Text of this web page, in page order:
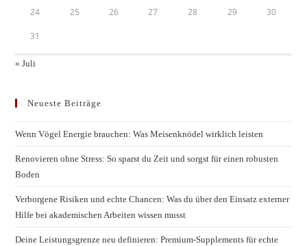
24 25 26 27 28 29 30
31
« Juli
Neueste Beiträge
Wenn Vögel Energie brauchen: Was Meisenknödel wirklich leisten
Renovieren ohne Stress: So sparst du Zeit und sorgst für einen robusten
Boden
Verborgene Risiken und echte Chancen: Was du über den Einsatz externer
Hilfe bei akademischen Arbeiten wissen musst
Deine Leistungsgrenze neu definieren: Premium-Supplements für echte